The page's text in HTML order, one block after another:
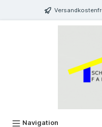
springen
Navigation